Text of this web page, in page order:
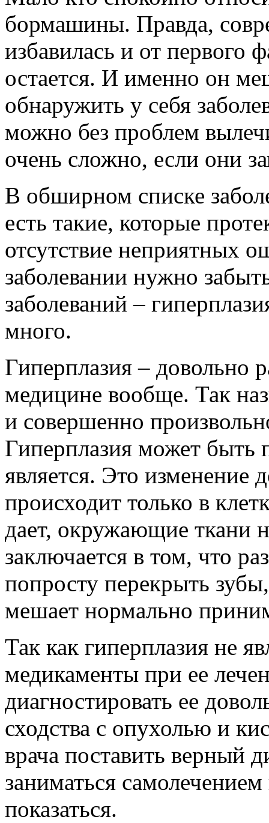
бормашины. Правда,
избавилась и от первого
остается. И именно он
обнаружить у себя
можно без проблем
очень сложно, если они
В обширном списке
есть такие, которые
отсутствие неприятных
заболевании нужно
заболеваний –
много.
Гиперплазия – довольно
медицине вообще. Так
и совершенно
Гиперплазия может быть
является. Это изменение
происходит только в
дает, окружающие ткани
заключается в том, что
попросту перекрыть
мешает нормально
Так как гиперплазия не
медикаменты при ее
диагностировать ее
сходства с опухолью и
врача поставить верный
заниматься
показаться.